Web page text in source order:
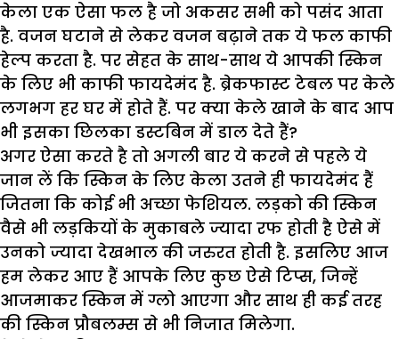
केला एक ऐसा फल है जो अकसर सभी को पसंद आता
है. वजन घटाने से लेकर वजन बढ़ाने तक ये फल काफी
हेल्प करता है. पर सेहत के साथ-साथ ये आपकी स्किन
के लिए भी काफी फायदेमंद है. ब्रेकफास्ट टेबल पर केले
लगभग हर घर में होते हैं. पर क्या केले खाने के बाद आप
भी इसका छिलका डस्टबिन में डाल देते हैं?
अगर ऐसा करते है तो अगली बार ये करने से पहले ये
जान लें कि स्किन के लिए केला उतने ही फायदेमंद हैं
जितना कि कोई भी अच्छा फेशियल. लड़को की स्किन
वैसे भी लड़कियों के मुकाबले ज्यादा रफ होती है ऐसे में
उनको ज्यादा देखभाल की जरुरत होती है. इसलिए आज
हम लेकर आए हैं आपके लिए कुछ ऐसे टिप्स, जिन्हें
आजमाकर स्किन में ग्लो आएगा और साथ ही कई तरह
की स्किन प्रौबलम्स से भी निजात मिलेगा.